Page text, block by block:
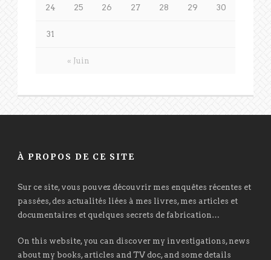
« Juin
24 25 26 27 28 29 30
31
À PROPOS DE CE SITE
Sur ce site, vous pouvez découvrir mes enquêtes récentes et
passées, des actualités liées à mes livres, mes articles et
documentaires et quelques secrets de fabrication…
On this website, you can discover my investigations, news
about my books, articles and TV doc, and some details